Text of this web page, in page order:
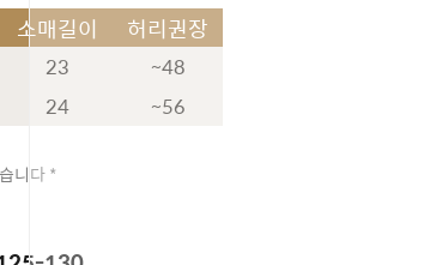
소매길이 허리권장
23 ~48
24 ~56
니다 *